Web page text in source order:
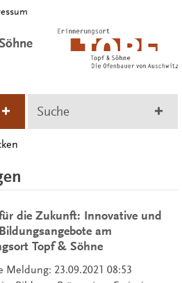
Suche
die Zukunft: Innovative und
am
Topf & Söhne
Meldung: 23.09.2021 08:53